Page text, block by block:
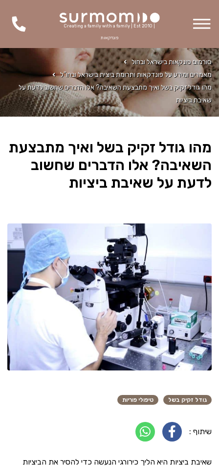
Creating a family with a family | Est 2010 |
פונדקאות
סורמום פונקאות בישראל ובחול
מאמרים ומידע על פונדקאות ותרומת ביצית בישראל ובחו"ל
מהו גודל זקיק בשל ואיך מתבצעת השאיבה? אלו הדברים שחשוב לדעת על
שאיבת ביציות
מהו גודל זקיק בשל ואיך מתבצעת
השאיבה? אלו הדברים שחשוב
לדעת על שאיבת ביציות
גודל זקיק בשל טיפולי פוריות
שיתוף :
שאיבת ביציות היא הליך כירורגי הנעשה כדי להסיר את הביציות